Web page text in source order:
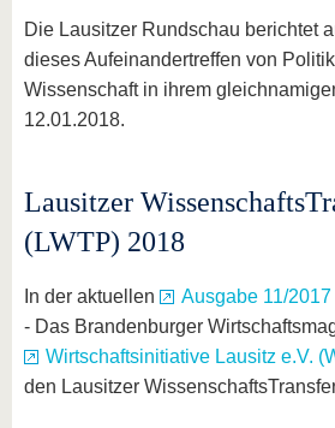
Die Lausitzer Rundschau berichtet
dieses Aufeinandertreffen von
Wissenschaft in ihrem
12.01.2018.
Lausitzer
(LWTP) 2018
In der aktuellen Ausgabe 11/2017
- Das Brandenburger
Wirtschaftsinitiative Lausitz e.V.
den Lausitzer